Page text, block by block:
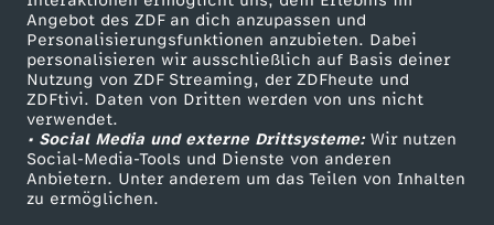
Angebot des ZDF an dich anzupassen und
Personalisierungsfunktionen anzubieten. Dabei
personalisieren wir ausschließlich auf Basis deiner
Nutzung von ZDF Streaming, der ZDFheute und
ZDFtivi. Daten von Dritten werden von uns nicht
verwendet.
• Social Media und externe Drittsysteme:Wir nutzen
Social-Media-Tools und Dienste von anderen
Anbietern. Unter anderem um das Teilen von Inhalten
zu ermöglichen.
ß
:
S
TV-Programm
ZDF Unternehmen
Karriere